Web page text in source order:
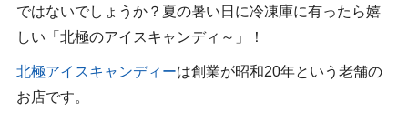
ではないでしょうか？夏の暑い日に冷凍庫に有ったら嬉
しい「北極のアイスキャンディ～」！
北極アイスキャンディーは創業が昭和20年という老舗の
お店です。